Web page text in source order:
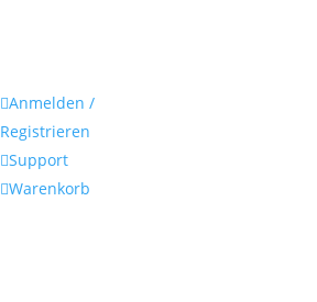
Anmelden /
Registrieren
Support
Warenkorb